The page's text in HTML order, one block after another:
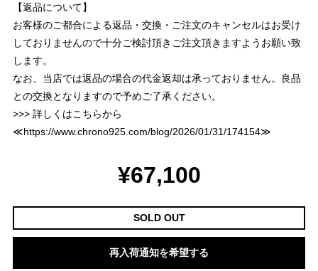
【返品について】
お客様のご都合による返品・交換・ご注文のキャンセルはお受け
しておりませんので十分ご検討頂きご注文頂きますようお願い致
します。
なお、当店では返品の場合の代金返却は承っておりません。良品
との交換となりますので予めご了承ください。
>>> 詳しくはこちらから
≪https://www.chrono925.com/blog/2026/01/31/174154≫
¥67,100
SOLD OUT
再入荷通知を希望する